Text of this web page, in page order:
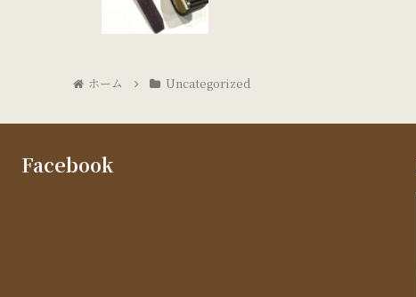
ホーム Uncategorized
Facebook